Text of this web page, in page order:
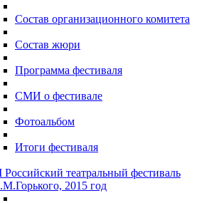
Состав организационного комитета
Состав жюри
Программа фестиваля
СМИ о фестивале
Фотоальбом
Итоги фестиваля
театральный фестиваль
2015 год